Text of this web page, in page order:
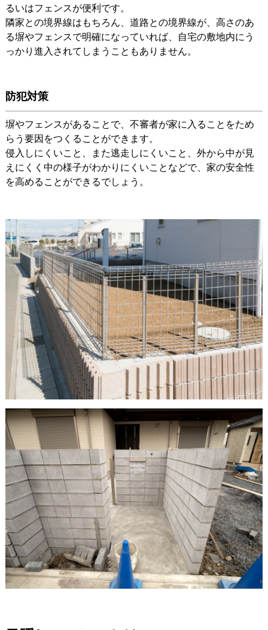
るいはフェンスが便利です。
隣家との境界線はもちろん、道路との境界線が、高さのあ
る塀やフェンスで明確になっていれば、自宅の敷地内にう
っかり進入されてしまうこともありません。
防犯対策
塀やフェンスがあることで、不審者が家に入ることをため
らう要因をつくることができます。
侵入しにくいこと、また逃走しにくいこと、外から中が見
えにくく中の様子がわかりにくいことなどで、家の安全性
を高めることができるでしょう。